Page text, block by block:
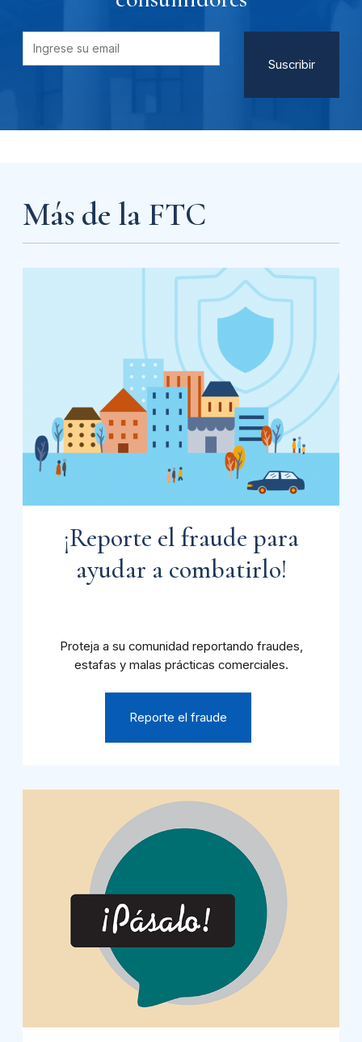
Más de la FTC
¡Reporte el fraude para
ayudar a combatirlo!
Proteja a su comunidad reportando fraudes,
estafas y malas prácticas comerciales.
Reporte el fraude